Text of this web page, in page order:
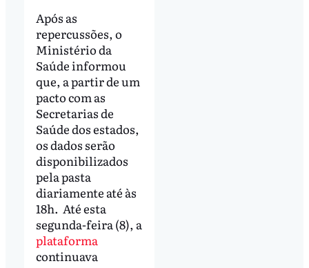
Após as
repercussões, o
Ministério da
Saúde informou
que, a partir de um
pacto com as
Secretarias de
Saúde dos estados,
os dados serão
disponibilizados
pela pasta
diariamente até às
18h. Até esta
segunda-feira (8), a
plataforma
continuava